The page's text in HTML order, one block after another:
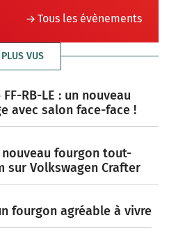
Tous les évènements
PLUS VUS
RB-LE : un nouveau
avec salon face-face !
fourgon tout-
sur Volkswagen Crafter
fourgon agréable à vivre